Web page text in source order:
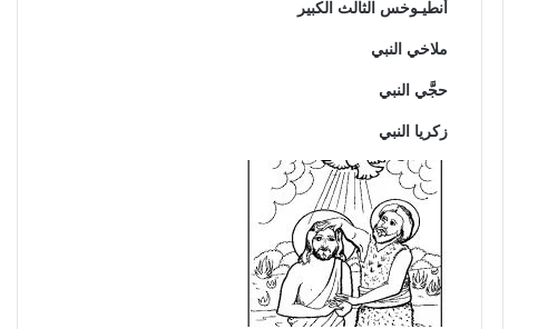
أنطيـوخس الثالث الكبير
ملاخي النبي
حجَّي النبي
زكريا النبي